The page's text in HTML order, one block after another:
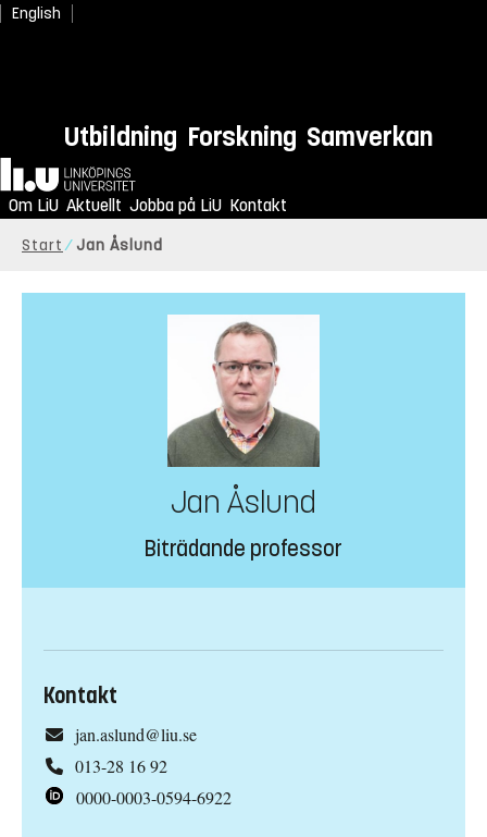
English
Utbildning Forskning Samverkan
Hem
Om LiU Aktuellt Jobba på LiU Kontakt
Start Jan Åslund
Jan Åslund
Biträdande professor
Kontakt
jan.aslund@liu.se
013-28 16 92
0000-0003-0594-6922